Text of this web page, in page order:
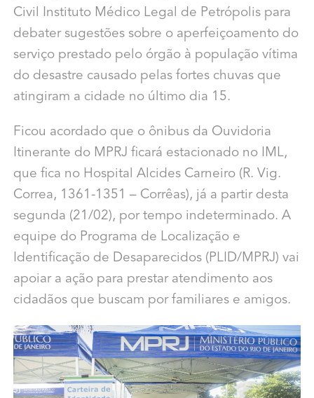
Civil Instituto Médico Legal de Petrópolis para
debater sugestões sobre o aperfeiçoamento do
serviço prestado pelo órgão à população vítima
do desastre causado pelas fortes chuvas que
atingiram a cidade no último dia 15.
Ficou acordado que o ônibus da Ouvidoria
Itinerante do MPRJ ficará estacionado no IML,
que fica no Hospital Alcides Carneiro (R. Vig.
Correa, 1361-1351 – Corrêas), já a partir desta
segunda (21/02), por tempo indeterminado. A
equipe do Programa de Localização e
Identificação de Desaparecidos (PLID/MPRJ) vai
apoiar a ação para prestar atendimento aos
cidadãos que buscam por familiares e amigos.